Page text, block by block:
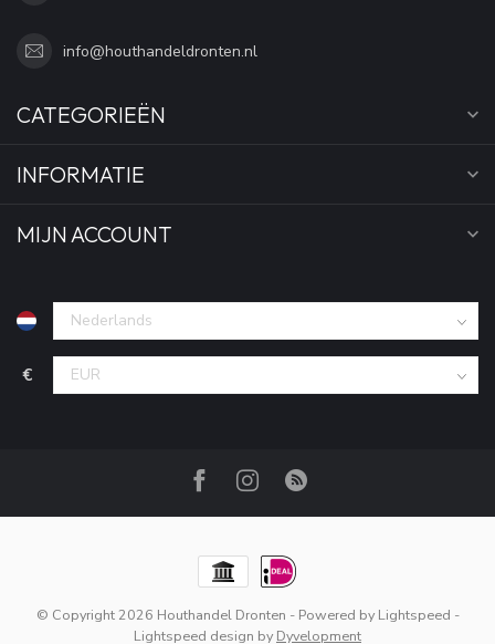
info@houthandeldronten.nl
CATEGORIEËN
INFORMATIE
MIJN ACCOUNT
€
© Copyright 2026 Houthandel Dronten - Powered by Lightspeed -
Lightspeed design by Dyvelopment